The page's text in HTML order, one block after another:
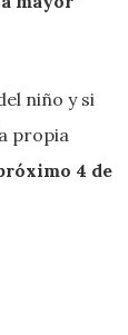
niño y si
propia
4 de